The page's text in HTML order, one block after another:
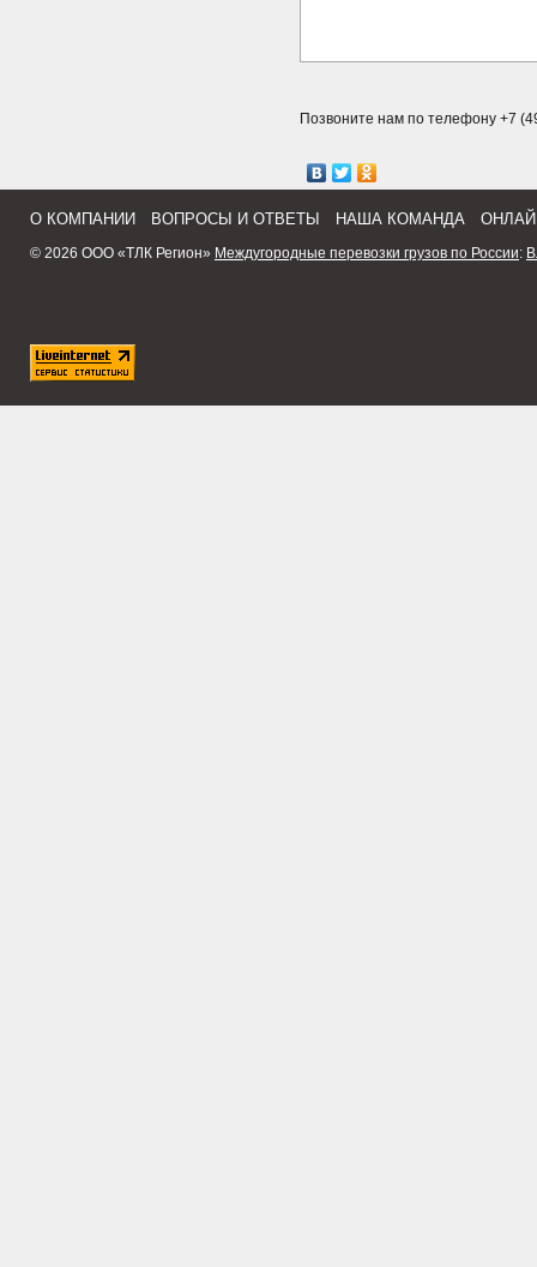
Позвоните нам по телефону +7
О КОМПАНИИ ВОПРОСЫ И ОТВЕТЫ НАША КОМАНДА
© 2026 ООО «ТЛК Регион» Междугородные перевозки грузов по России: